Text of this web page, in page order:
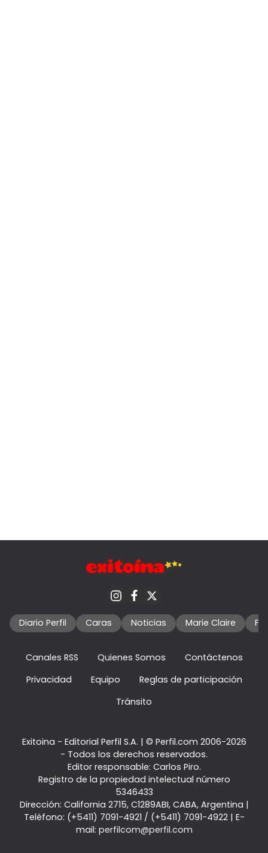
Diario Perfil Caras Noticias Marie Claire
Canales RSS Quienes Somos
Contáctenos
Privacidad
Equipo
Reglas de participación
Tránsito
Exitoina - Editorial Perfil S.A. | © Perfil.com 2006-2026
- Todos los derechos reservados.
Editor responsable: Carlos Piro.
Registro de la propiedad intelectual número
5346433
Dirección: California 2715, C1289ABI, CABA, Argentina |
Teléfono: (+5411) 7091-4921 / (+5411) 7091-4922| E-
mail: perfilcom@perfil.com